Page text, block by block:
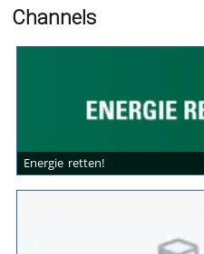
Channels
Energie retten!